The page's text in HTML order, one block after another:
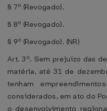
§ 7º (Revogado).
§ 8º (Revogado).
§ 9º (Revogado). (NR)
Art. 3º. Sem prejuízo das
matéria, até 31 de
tenham
considerados, em ato do
o desenvolvimento